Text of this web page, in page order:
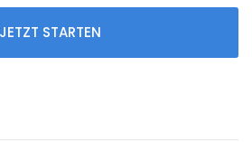
JETZT STARTEN